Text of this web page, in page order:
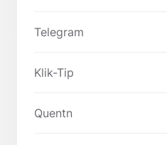
Telegram
Klik-Tip
Quentn